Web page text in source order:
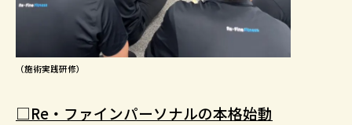
（施術実践研修）
□Re・ファインパーソナルの本格始動